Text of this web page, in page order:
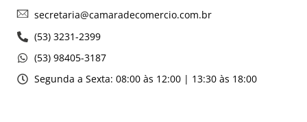
secretaria@camaradecomercio.com.br
(53) 3231-2399
(53) 98405-3187
Segunda a Sexta: 08:00 às 12:00 | 13:30 às 18:00